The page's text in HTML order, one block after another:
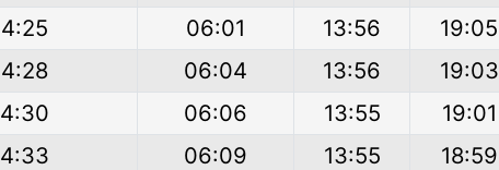
06:01 13:56 19:05
06:04 13:56 19:03
06:06 13:55 19:01
06:09 13:55 18:59